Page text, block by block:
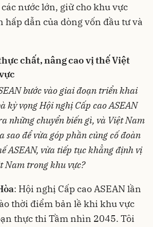
nước lớn, giữ cho khu vực
hấp dẫn của dòng vốn đầu tư và
chất, nâng cao vị thế Việt
bước vào giai đoạn triển khai
kỳ vọng Hội nghị Cấp cao ASEAN
những chuyển biến gì, và Việt Nam
để vừa góp phần củng cố đoàn
ASEAN, vừa tiếp tục khẳng định vị
Nam trong khu vực?
: Hội nghị Cấp cao ASEAN lần
thời điểm bản lề khi khu vực
thực thi Tầm nhìn 2045. Tôi